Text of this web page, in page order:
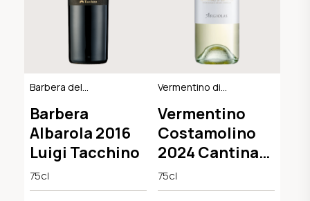
Barbera del
Barbera
Albarola 2016
Luigi Tacchino
75cl
Vermentino di
Vermentino
Costamolino
2024 Cantina
Argiolas
75cl